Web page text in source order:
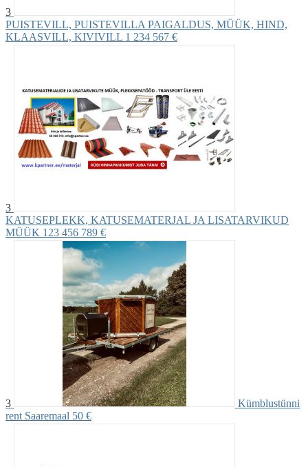
3
PUISTEVILL, PUISTEVILLA PAIGALDUS, MÜÜK, HIND,
KLAASVILL, KIVIVILL 1 234 567 €
3
KATUSEPLEKK, KATUSEMATERJAL JA LISATARVIKUD
MÜÜK 123 456 789 €
3
Kümblustünni
rent Saaremaal 50 €